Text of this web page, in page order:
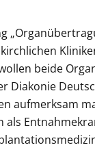
beide
Diakonie
aufmerksam
als